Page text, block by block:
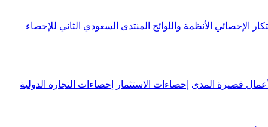
الإحصائي الأنظمة واللوائح المنتدى السعودي الثاني للإحصاء
قصيرة المدى إحصاءات الاستثمار إحصاءات التجارة الدولية